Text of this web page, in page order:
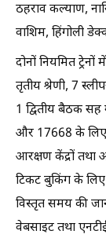
ठहराव कल्याण,
वाशिम, हिंगोली
दोनों नियमित
तृतीय श्रेणी, 7
1 द्वितीय बैठक सह
और 17668 के
आरक्षण केंद्रों तथा
टिकट बुकिंग के
विस्तृत समय की
वेबसाइट तथा